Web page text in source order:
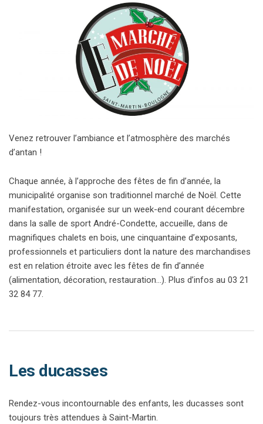
Venez retrouver l’ambiance et l’atmosphère des marchés
d’antan !
Chaque année, à l’approche des fêtes de fin d’année, la
municipalité organise son traditionnel marché de Noël. Cette
manifestation, organisée sur un week-end courant décembre
dans la salle de sport André-Condette, accueille, dans de
magnifiques chalets en bois, une cinquantaine d’exposants,
professionnels et particuliers dont la nature des marchandises
est en relation étroite avec les fêtes de fin d’année
(alimentation, décoration, restauration…). Plus d’infos au 03 21
32 84 77.
Les ducasses
Rendez-vous incontournable des enfants, les ducasses sont
toujours très attendues à Saint-Martin.